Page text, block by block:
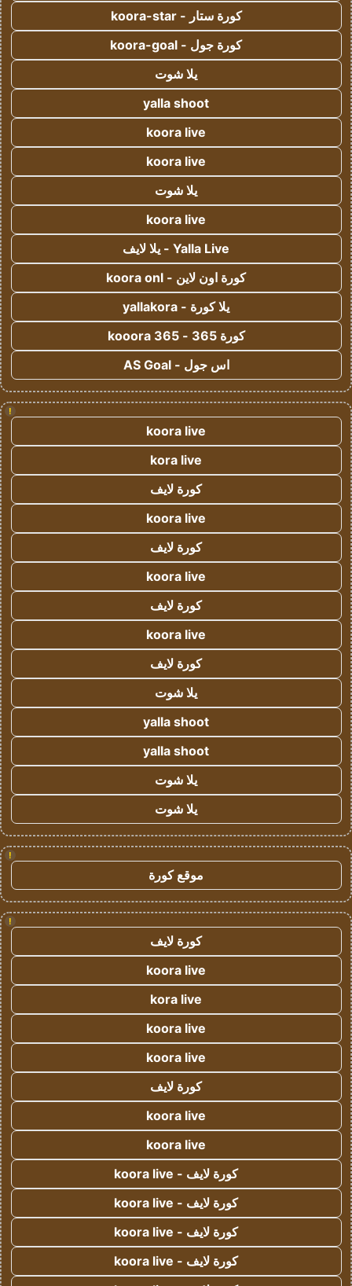
كورة ستار - koora-star
كورة جول - koora-goal
يلا شوت
yalla shoot
koora live
koora live
يلا شوت
koora live
Yalla Live - يلا لايف
كورة اون لاين - koora onl
يلا كورة - yallakora
كورة 365 - kooora 365
اس جول - AS Goal
!
koora live
kora live
كورة لايف
koora live
كورة لايف
koora live
كورة لايف
koora live
كورة لايف
يلا شوت
yalla shoot
yalla shoot
يلا شوت
يلا شوت
!
موقع كورة
!
كورة لايف
koora live
kora live
koora live
koora live
كورة لايف
koora live
koora live
كورة لايف - koora live
كورة لايف - koora live
كورة لايف - koora live
كورة لايف - koora live